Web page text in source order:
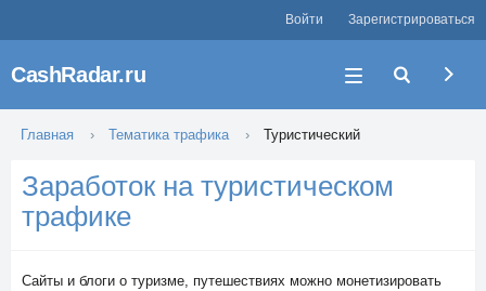
Войти Зарегистрироваться
CashRadar.ru
Главная Тематика трафика Туристический
Заработок на туристическом
трафике
Сайты и блоги о туризме, путешествиях можно монетизировать